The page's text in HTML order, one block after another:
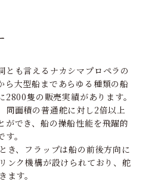
とも言えるナカシマプロペラの
ら大型船まであらゆる種類の船
2800隻の販売実績があります。
同面積の普通舵に対し2倍以上
ができ、船の操船性能を飛躍的
。
き、フラップは船の前後方向に
ンク機構が設けられており、舵
す。